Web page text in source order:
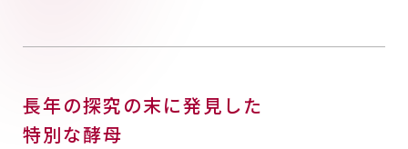
長年の探究の末に発見した
特別な酵母